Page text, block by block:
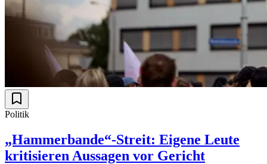
Politik
„Hammerbande“-Streit: Eigene Leute
kritisieren Aussagen vor Gericht